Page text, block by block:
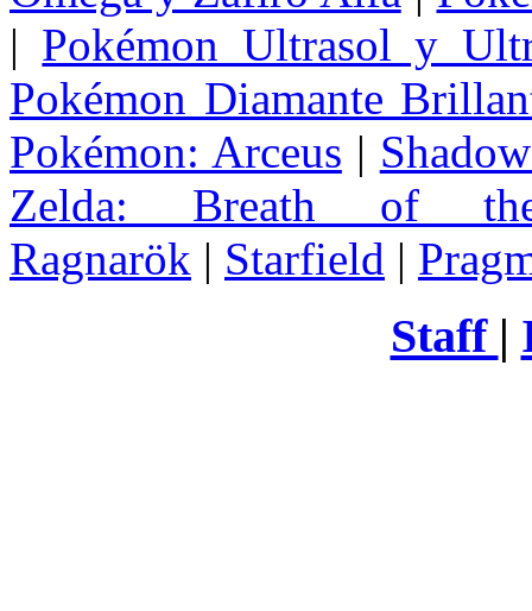
| Pokémon Ultrasol y
Pokémon Diamante
Pokémon: Arceus |
Zelda: Breath of
Ragnarök | Starfield |
Staff |